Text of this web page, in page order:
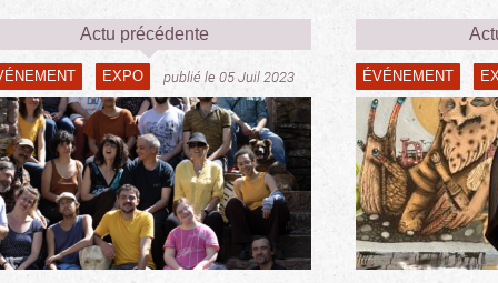
Actu précédente
EXPO publié le 05 Juil 2023 ÉVÉNEMENT